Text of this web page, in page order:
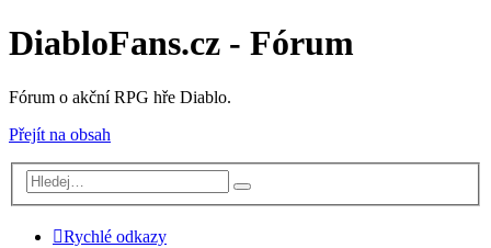
DiabloFans.cz - Fórum
Fórum o akční RPG hře Diablo.
Přejít na obsah
Rychlé odkazy